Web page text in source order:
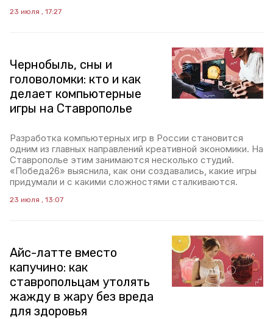
23 июля , 17:27
Чернобыль, сны и
головоломки: кто и как
делает компьютерные
игры на Ставрополье
Разработка компьютерных игр в России становится
одним из главных направлений креативной экономики. На
Ставрополье этим занимаются несколько студий.
«Победа26» выяснила, как они создавались, какие игры
придумали и с какими сложностями сталкиваются.
23 июля , 13:07
Айс-латте вместо
капучино: как
ставропольцам утолять
жажду в жару без вреда
для здоровья